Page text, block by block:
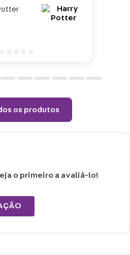
de uso:
macia e
nem a lava-
e abrasivos.
pois trata-se de um
os produtos
o primeiro a avaliá-lo!